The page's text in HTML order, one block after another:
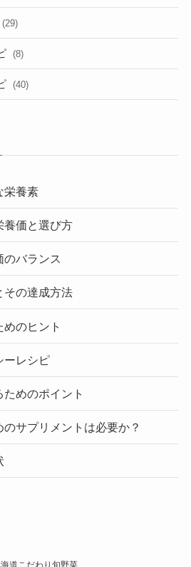
(29)
(8)
(40)
栄養素
養価と選び方
のバランス
その達成方法
のヒント
ーレシピ
めのポイント
サプリメントは必要か？